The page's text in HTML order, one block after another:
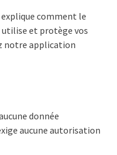
comment le
utilise et protège vos
notre application
donnée
aucune autorisation